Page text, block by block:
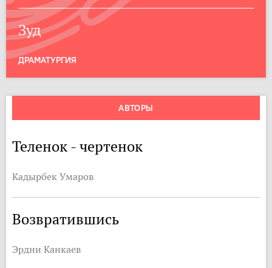
Зуд
ДРАМАТУРГИЯ
АВТОРЫ
Теленок - чертенок
Кадырбек Умаров
Возвратившись
Эрдни Канкаев